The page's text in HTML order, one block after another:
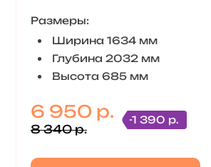
Размеры:
Ширина 1634 мм
Глубина 2032 мм
Высота 685 мм
6 950 р.
8 340 р.
-1 390 р.